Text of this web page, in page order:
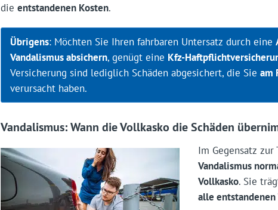
die entstandenen Kosten.
Übrigens: Möchten Sie Ihren fahrbaren Untersatz durch eine
Vandalismus absichern, genügt eine Kfz-
Versicherung sind lediglich Schäden abgesichert, die Sie am
verursacht haben.
Vandalismus: Wann die Vollkasko die Schäden
Im Gegensatz
Vandalismus
Vollkasko. Sie
alle entstandenen